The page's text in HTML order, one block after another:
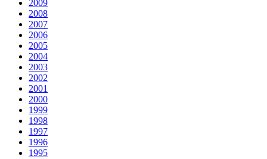
2009
2008
2007
2006
2005
2004
2003
2002
2001
2000
1999
1998
1997
1996
1995